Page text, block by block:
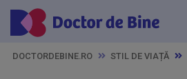
DOCTORDEBINE.RO STIL DE VIAȚĂ